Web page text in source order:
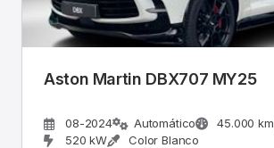
Aston Martin DBX707 MY25
08-2024 Automático 45.000 km
520 kW
Color Blanco